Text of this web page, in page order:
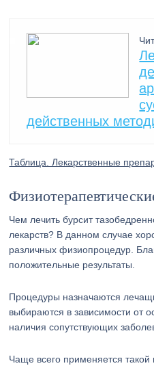
действенных
Таблица. Лекарственные
Чем лечить бурсит
лекарств? В данном случае
различных физиопроцедур.
положительные результаты.
Процедуры назначаются
выбираются в зависимости от
наличия сопутствующих
Чаще всего применяется такой